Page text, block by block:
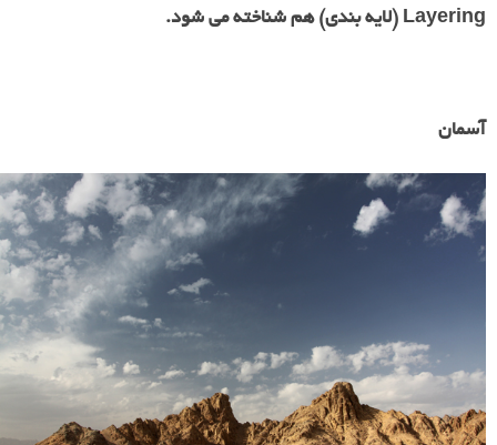
Layering (لایه بندی) هم شناخته می شود.
آسمان